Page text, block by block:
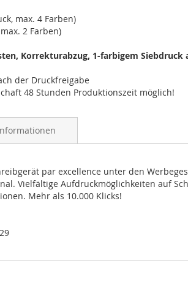
max. 4 Farben)
2 Farben)
Korrekturabzug, 1-farbigem Siebdruck
der Druckfreigabe
48 Stunden Produktionszeit möglich!
par excellence unter den
Vielfältige Aufdruckmöglichkeiten auf
Mehr als 10.000 Klicks!